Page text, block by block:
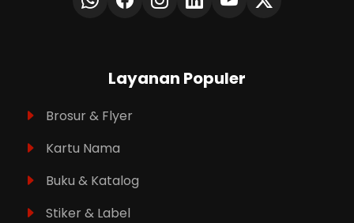
Layanan Populer
Brosur & Flyer
Kartu Nama
Buku & Katalog
Stiker & Label